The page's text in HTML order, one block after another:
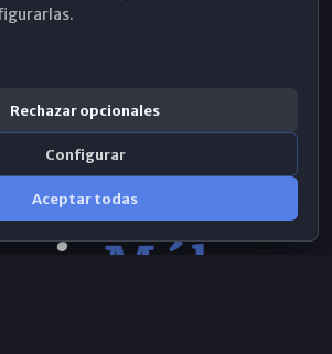
Rechazar opcionales
Configurar
Aceptar todas